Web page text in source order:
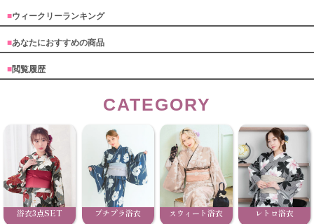
■ウィークリーランキング
■あなたにおすすめの商品
■閲覧履歴
CATEGORY
浴衣3点SET プチプラ浴衣 スウィート浴衣 レトロ浴衣